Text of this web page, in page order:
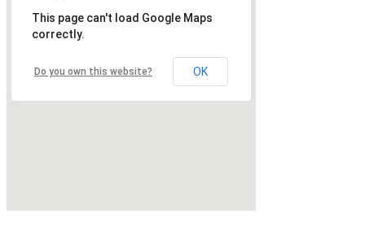
This page can't load Google Maps
correctly.
Do you own this website? OK